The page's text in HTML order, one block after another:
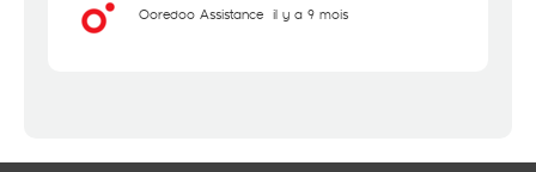
Ooredoo Assistance il y a 9 mois